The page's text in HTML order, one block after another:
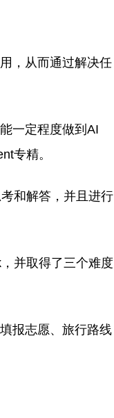
，从而通过解决任
一定程度做到AI
专精。
和解答，并且进行
并取得了三个难度
报志愿、旅行路线